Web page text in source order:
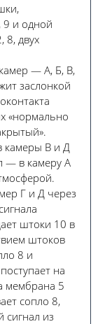
9 и одной
8, двух
— А, Б, В,
за­слонкой
«нор­мально
камеры В и Д
— в камеру А
Г и Д через
штоки 10 в
штоков
8 и
на
мембра­на 5
соп­ло 8,
сигнал из